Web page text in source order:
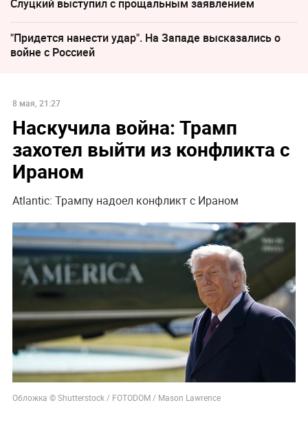
Слуцкий выступил с прощальным заявлением
"Придется нанести удар". На Западе высказались о
войне с Россией
8 мая, 21:27
Наскучила война: Трамп
захотел выйти из конфликта с
Ираном
Atlantic: Трампу надоел конфликт с Ираном
Обложка © Shutterstock / FOTODOM / Mason Lawrence